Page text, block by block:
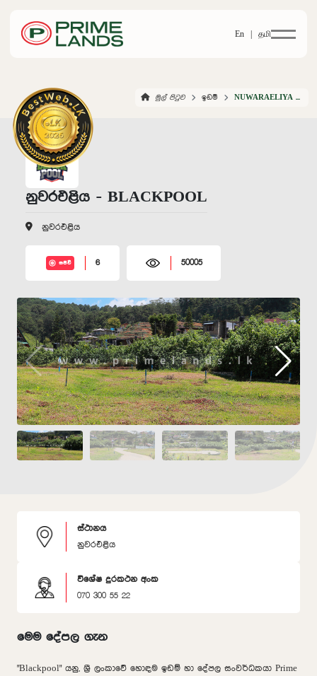
En | தமி
මුල් පිටුව ඉඩම් NUWARAELIYA BLACKPOOL
නුවරඑළිය - BLACKPOOL
නුවරඑළිය
සජීවී 6 50005
ස්ථානය
නුවරඑළිය
විශේෂ දුරකථන අංක
070 300 55 22
මෙම දේපල ගැන
"Blackpool" යනු, ශ්‍රී ලංකාවේ හොඳම ඉඩම් හා දේපල සංවර්ධකයා Prime